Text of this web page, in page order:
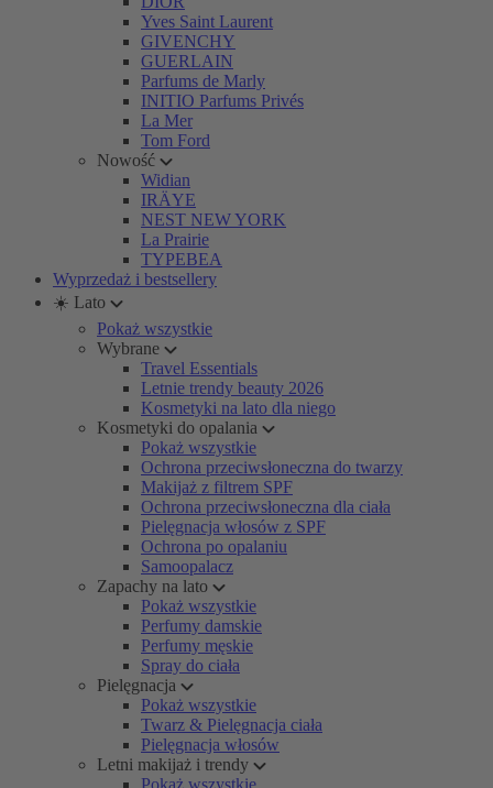
Yves Saint Laurent
GIVENCHY
GUERLAIN
Parfums de Marly
INITIO Parfums Privés
La Mer
Tom Ford
Nowość
Widian
IRÄYE
NEST NEW YORK
La Prairie
TYPEBEA
Wyprzedaż i bestsellery
☀️ Lato
Pokaż wszystkie
Wybrane
Travel Essentials
Letnie trendy beauty 2026
Kosmetyki na lato dla niego
Kosmetyki do opalania
Pokaż wszystkie
Ochrona przeciwsłoneczna do twarzy
Makijaż z filtrem SPF
Ochrona przeciwsłoneczna dla ciała
Pielęgnacja włosów z SPF
Ochrona po opalaniu
Samoopalacz
Zapachy na lato
Pokaż wszystkie
Perfumy damskie
Perfumy męskie
Spray do ciała
Pielęgnacja
Pokaż wszystkie
Twarz & Pielęgnacja ciała
Pielęgnacja włosów
Letni makijaż i trendy
Pokaż wszystkie